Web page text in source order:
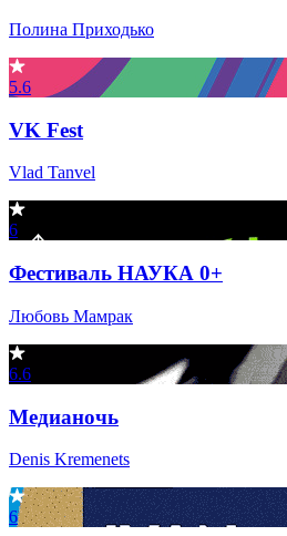
Полина Приходько
5.6
VK Fest
Vlad Tanvel
6
Фестиваль НАУКА 0+
Любовь Мамрак
6.6
Медианочь
Denis Kremenets
6